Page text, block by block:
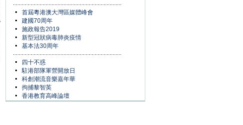
首屆粵港澳大灣區媒體峰會
建國70周年
施政報告2019
新型冠狀病毒肺炎疫情
基本法30周年
四十不惑
駐港部隊軍營開放日
科創潮流音樂嘉年華
拘捕黎智英
香港教育高峰論壇